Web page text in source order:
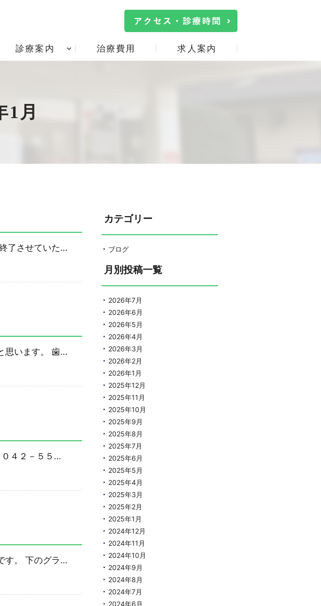
居宅療養管理指導 重要事
診療案内
インプラント治療
治療費用 求人案内
1月
了させていた…
思います。 歯…
０４２－５５…
す。 下のグラ…
カテゴリー
ブログ
月別投稿一覧
2026年7月
2026年6月
2026年5月
2026年4月
2026年3月
2026年2月
2026年1月
2025年12月
2025年11月
2025年10月
2025年9月
2025年8月
2025年7月
2025年6月
2025年5月
2025年4月
2025年3月
2025年2月
2025年1月
2024年12月
2024年11月
2024年10月
2024年9月
2024年8月
2024年7月
2024年6月